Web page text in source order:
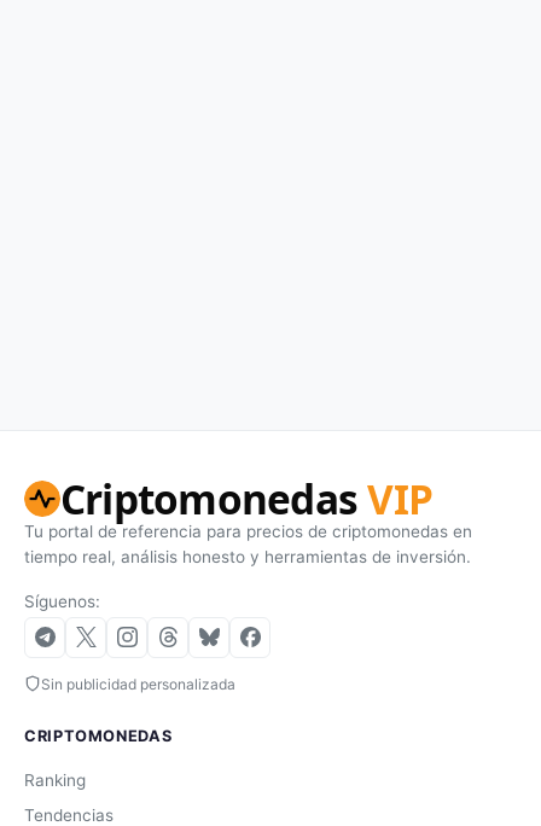
CriptomonedasVIP
Tu portal de referencia para precios de criptomonedas en
tiempo real, análisis honesto y herramientas de inversión.
Síguenos:
Sin publicidad personalizada
CRIPTOMONEDAS
Ranking
Tendencias